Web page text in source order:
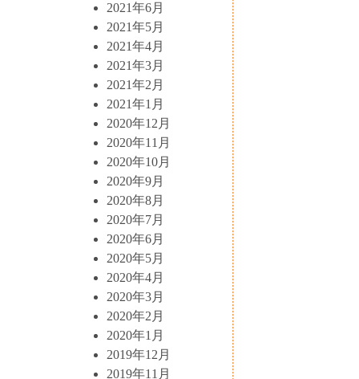
2021年6月
2021年5月
2021年4月
2021年3月
2021年2月
2021年1月
2020年12月
2020年11月
2020年10月
2020年9月
2020年8月
2020年7月
2020年6月
2020年5月
2020年4月
2020年3月
2020年2月
2020年1月
2019年12月
2019年11月